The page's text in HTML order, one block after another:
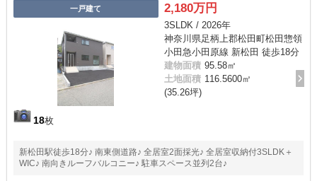
一戸建て
18枚
2,180万円
3SLDK / 2026年
神奈川県足柄上郡松田町松田惣領
小田急小田原線 新松田 徒歩18分
建物面積 95.58㎡
土地面積 116.5600㎡
(35.26坪)
新松田駅徒歩18分♪ 南東側道路♪ 全居室2面採光♪ 全居室収納付3SLDK＋
WIC♪ 南向きルーフバルコニー♪ 駐車スペース並列2台♪